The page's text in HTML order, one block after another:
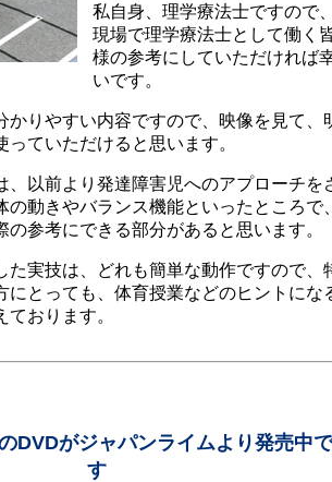
私自身、理学療法士ですので
現場で理学療法士として働く
様の参考にしていただければ
いです。
かりやすい内容ですので、映像を見て、
っていただけると思います。
、以前より発達障害児へのアプローチを
の動きやバランス機能といったところで
の参考にできる部分があると思います。
た実技は、どれも簡単な動作ですので、
にとっても、体育授業などのヒントにな
おります。
DVDがジャパンライムより発売中で
す